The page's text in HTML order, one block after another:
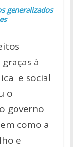
generalizados
à
e social
o
governo
como a
e